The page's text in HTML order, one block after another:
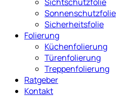
Sonnenschutzfolie
Sicherheitsfolie
Folierung
Küchenfolierung
Türenfolierung
Treppenfolierung
Ratgeber
Kontakt